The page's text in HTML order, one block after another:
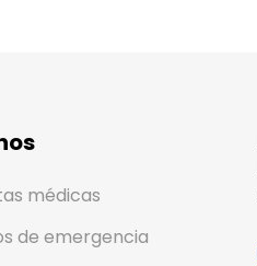
médicas
de emergencia